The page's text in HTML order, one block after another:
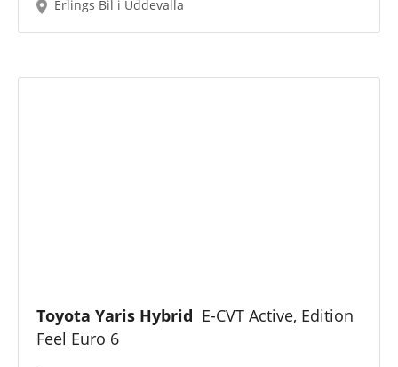
Erlings Bil i Uddevalla
Toyota Yaris Hybrid E-CVT Active, Edition
Feel Euro 6